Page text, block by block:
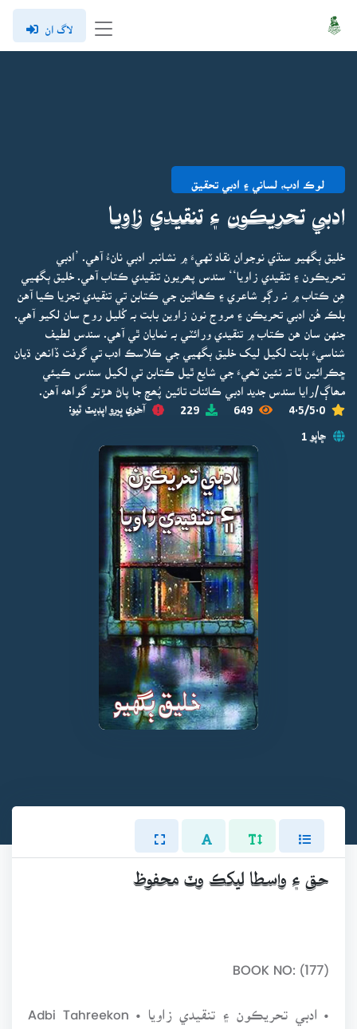
لاگ ان
لوڪ ادب، لساني ۽ ادبي تحقيق
ادبي تحريڪون ۽ تنقيدي زاويا
خليق ٻگهيو سنڌي نوجوان نقاد ٽهيءَ ۾ نشانبر ادبي نانءُ آهي. ’ادبي
تحريڪون ۽ تنقيدي زاويا‘‘ سندس پھريون تنقيدي ڪتاب آهي. خليق ٻگهيي
هِن ڪتاب ۾ نہ رڳو شاعري ۽ ڪھاڻين جي ڪتابن تي تنقيدي تجزيا ڪيا آهن
بلڪہ هُن ادبي تحريڪن ۽ مروج نون زاوين بابت بہ کُليل روح سان لکيو آهي.
جنهن سان هن ڪتاب ۾ تنقيدي ورائٽي بہ نمايان ٿي آهي. سندس لطيف
شناسيءَ بابت لکيل ليک خليق ٻگهيي جي ڪلاسڪ ادب تي گرفت ڏانھن ڌيان
ڇڪرائين ٿا تہ نئين ٽھيءَ جي شايع ٿيل ڪتابن تي لکيل سندس ڪيئي
مھاڳ/رايا سندس جديد ادبي ڪائنات تائين پُھچ جا پاڻ هـڙتو گواهه آهن.
4.5/5.0
649
229 آخري ڀيرو اپڊيٽ ٿيو:
ڇاپو 1
حق ۽ واسطا ليکڪ وٽ محفوظ
BOOK NO: (177)